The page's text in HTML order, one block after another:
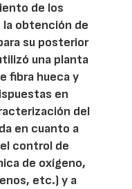
de los
la obtención de
su posterior
una planta
fibra hueca y
en
del
en cuanto a
control de
de oxígeno,
etc.) y a